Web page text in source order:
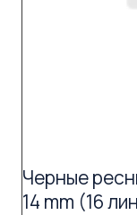
Черные
14 mm (16